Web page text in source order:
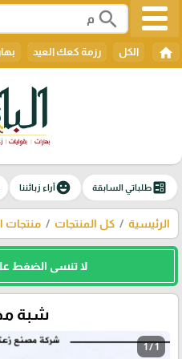
search
home الكل رزمة كعك العيد
ballotطلباتي السابقة emoji_emotionsآراء زبائننا
الرئيسية كل المنتجات منتجات
لا تنسى الضغط
شبة
1 / 1